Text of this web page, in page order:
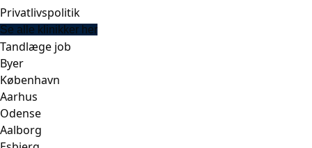
Privatlivspolitik
Se alle klinikker her
Tandlæge job
Byer
København
Aarhus
Odense
Aalborg